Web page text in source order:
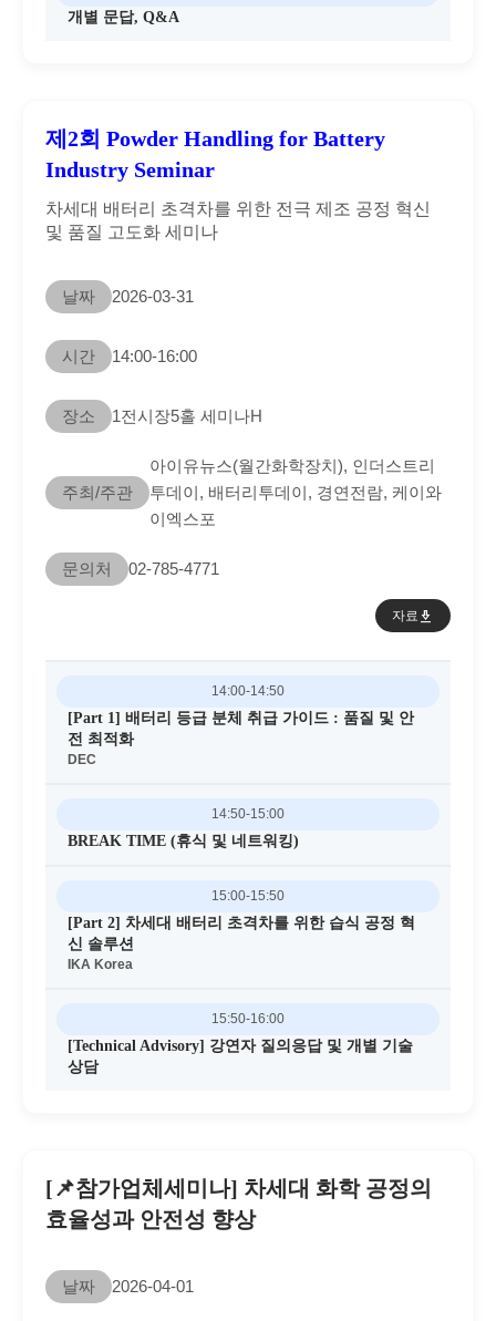
개별 문답, Q&A
제2회 Powder Handling for Battery
Industry Seminar
차세대 배터리 초격차를 위한 전극 제조 공정 혁신
및 품질 고도화 세미나
날짜 2026-03-31
시간 14:00-16:00
장소 1전시장5홀 세미나H
주최/주관
아이유뉴스(월간화학장치), 인더스트리
투데이, 배터리투데이, 경연전람, 케이와
이엑스포
문의처 02-785-4771
자료 download_2
자료download_2
14:00-14:50
[Part 1] 배터리 등급 분체 취급 가이드 : 품질 및 안
전 최적화
DEC
14:50-15:00
BREAK TIME (휴식 및 네트워킹)
15:00-15:50
[Part 2] 차세대 배터리 초격차를 위한 습식 공정 혁
신 솔루션
IKA Korea
15:50-16:00
[Technical Advisory] 강연자 질의응답 및 개별 기술
상담
[📌참가업체세미나] 차세대 화학 공정의
효율성과 안전성 향상
날짜 2026-04-01